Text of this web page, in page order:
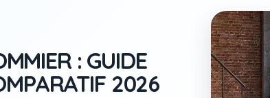
: GUIDE
2026